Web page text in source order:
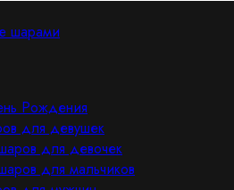
шарами
Рождения
для девушек
для девочек
для мальчиков